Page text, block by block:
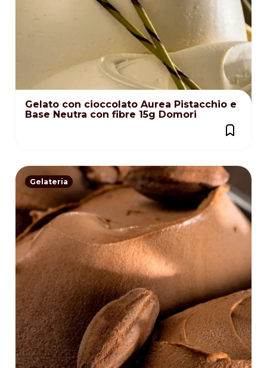
Gelato con cioccolato Aurea Pistacchio e
Base Neutra con fibre 15g Domori
Gelateria